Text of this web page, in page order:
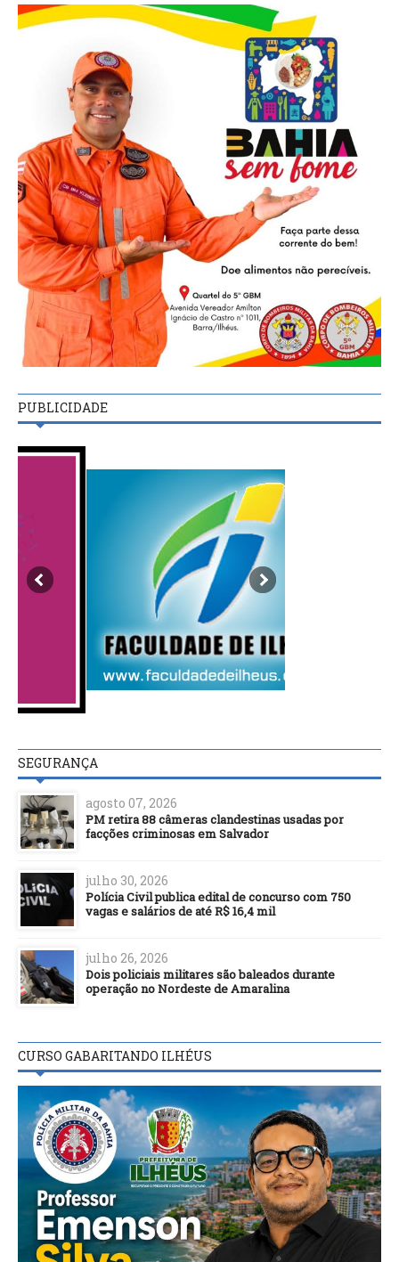
PUBLICIDADE
SEGURANÇA
agosto 07, 2026
PM retira 88 câmeras clandestinas usadas por
facções criminosas em Salvador
julho 30, 2026
Polícia Civil publica edital de concurso com 750
vagas e salários de até R$ 16,4 mil
julho 26, 2026
Dois policiais militares são baleados durante
operação no Nordeste de Amaralina
CURSO GABARITANDO ILHÉUS